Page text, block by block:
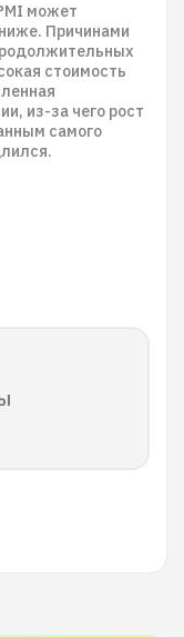
может
Причинами
стоимость
из-за чего рост
самого